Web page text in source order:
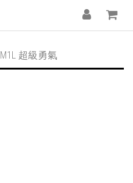
M1L 超級勇氣